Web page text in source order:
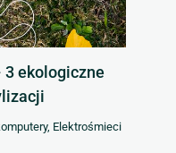
3 ekologiczne
, Elektrośmieci